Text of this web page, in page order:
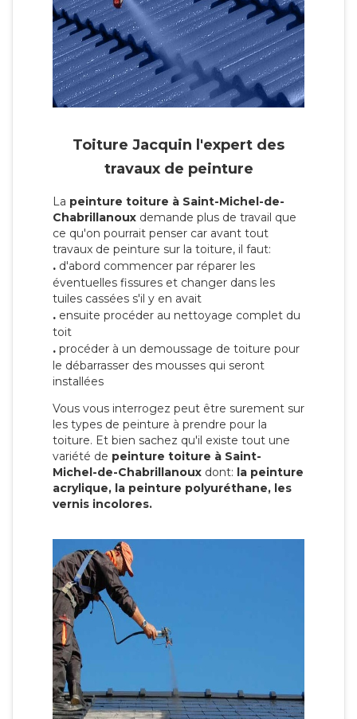
Toiture Jacquin l'expert des
travaux de peinture
La peinture toiture à Saint-Michel-de-
Chabrillanoux demande plus de travail que
ce qu'on pourrait penser car avant tout
travaux de peinture sur la toiture, il faut:
. d'abord commencer par réparer les
éventuelles fissures et changer dans les
tuiles cassées s'il y en avait
. ensuite procéder au nettoyage complet du
toit
. procéder à un demoussage de toiture pour
le débarrasser des mousses qui seront
installées
Vous vous interrogez peut être surement sur
les types de peinture à prendre pour la
toiture. Et bien sachez qu'il existe tout une
variété de peinture toiture à Saint-
Michel-de-Chabrillanoux dont: la peinture
acrylique, la peinture polyuréthane, les
vernis incolores.